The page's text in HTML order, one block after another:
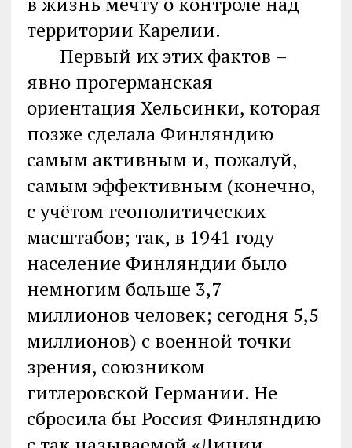
территории Карелии.
Первый их этих фактов –
явно прогерманская
ориентация Хельсинки, которая
позже сделала Финляндию
самым активным и, пожалуй,
самым эффективным (конечно,
с учётом геополитических
масштабов; так, в 1941 году
население Финляндии было
немногим больше 3,7
миллионов человек; сегодня 5,5
миллионов) с военной точки
зрения, союзником
гитлеровской Германии. Не
сбросила бы Россия Финляндию